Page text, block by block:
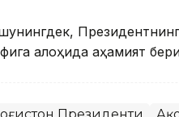
алоҳида аҳамият